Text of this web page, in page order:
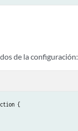
de la configuración:
{